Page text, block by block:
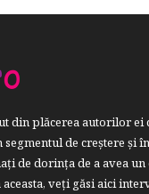
din plăcerea autorilor ei
de creştere şi
de dorinţa de a avea
veți găsi aici